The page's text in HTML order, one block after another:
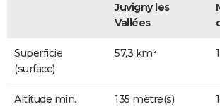
Juvigny les
Vallées
Superficie
(surface)
57,3 km²
Altitude min. 135 mètre(s)